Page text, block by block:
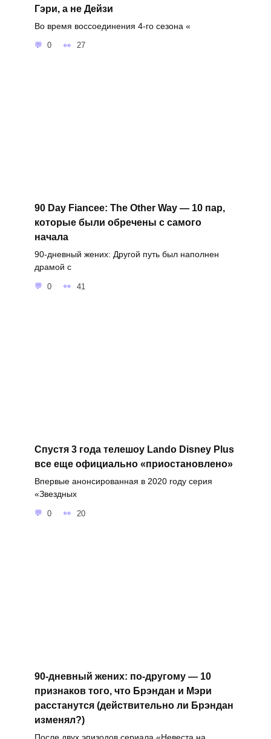
Гэри, а не Дейзи
Во время воссоединения 4-го сезона «
0 27
90 Day Fiancee: The Other Way — 10 пар,
которые были обречены с самого
начала
90-дневный жених: Другой путь был наполнен
драмой с
0 41
Спустя 3 года телешоу Lando Disney Plus
все еще официально «приостановлено»
Впервые анонсированная в 2020 году серия
«Звездных
0 20
90-дневный жених: по-другому — 10
признаков того, что Брэндан и Мэри
расстанутся (действительно ли Брэндан
изменял?)